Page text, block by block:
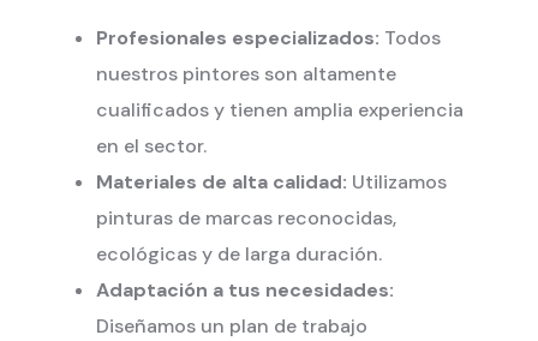
Profesionales especializados: Todos
nuestros pintores son altamente
cualificados y tienen amplia experiencia
en el sector.
Materiales de alta calidad: Utilizamos
pinturas de marcas reconocidas,
ecológicas y de larga duración.
Adaptación a tus necesidades:
Diseñamos un plan de trabajo